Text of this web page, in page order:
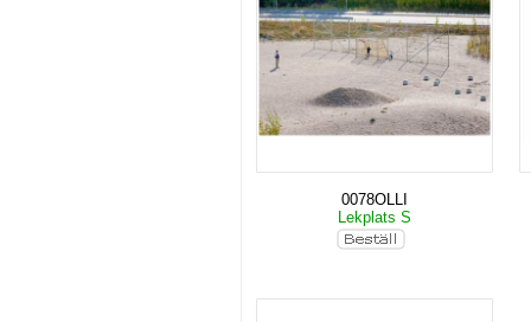
0078OLLI
Lekplats S